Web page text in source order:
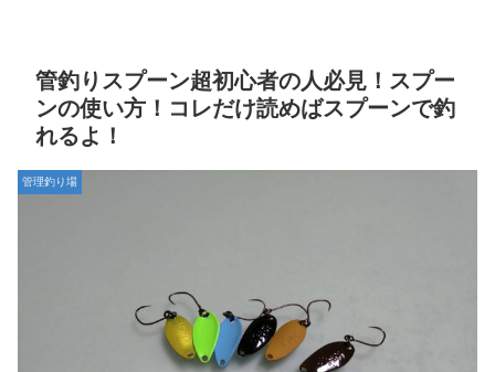
管釣りスプーン超初心者の人必見！スプー
ンの使い方！コレだけ読めばスプーンで釣
れるよ！
管理釣り場